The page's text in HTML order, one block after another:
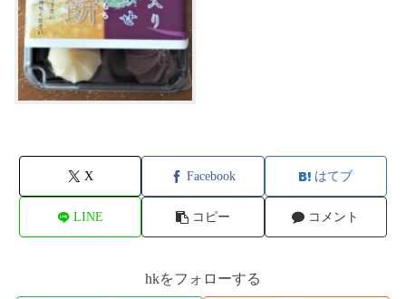
X Facebook はてブ
LINE コピー コメント
hkをフォローする